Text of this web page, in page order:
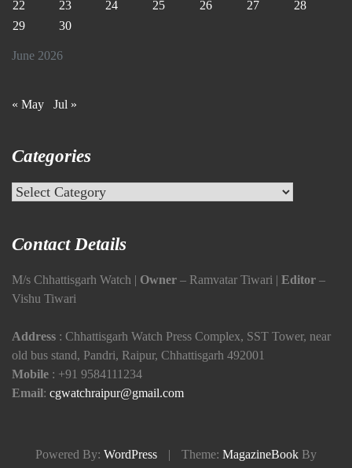
June 2026
22
23 24 25 26 27
28
29
30
« May Jul »
Categories
Categories
Contact Details
M/s Chhattisgarh Watch | Owner – Ramvatar Tiwari | Editor –
Vishu Tiwari
Address : Chhattisgarh Watch Press Complex, SST Tower, near
old bus stand, Pandri, Raipur, Chhattisgarh 492001
Mobile : +91 9584111234
Email: cgwatchraipur@gmail.com
Powered By: WordPress | Theme: MagazineBook By